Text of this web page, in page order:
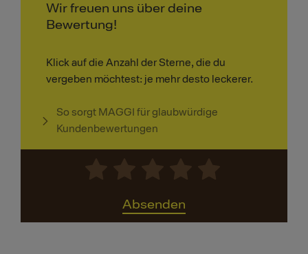
Wir freuen uns über deine
Bewertung!
Klick auf die Anzahl der Sterne, die du
vergeben möchtest: je mehr desto leckerer.
So sorgt MAGGI für glaubwürdige
Kundenbewertungen
Absenden